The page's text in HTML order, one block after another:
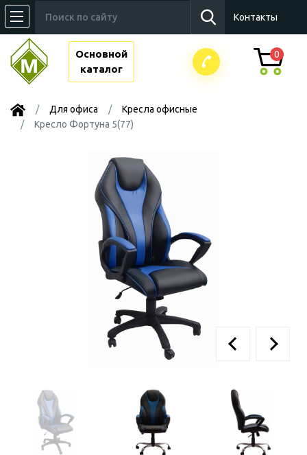
Контакты
Основной
каталог
0
Для офиса
Kресла офисные
Кресло Фортуна 5(77)